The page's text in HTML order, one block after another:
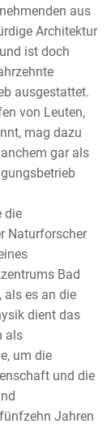
aus
Architektur
ist doch
ausgestattet.
von Leuten,
mag dazu
gar als
die
Naturforscher
Bad
als es an die
dient das
als
um die
und die
Jahren